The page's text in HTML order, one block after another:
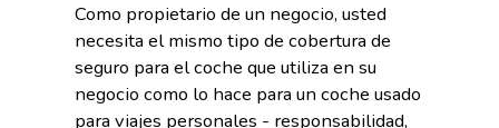
Como propietario de un negocio, usted
necesita el mismo tipo de cobertura de
seguro para el coche que utiliza en su
negocio como lo hace para un coche usado
para viajes personales - responsabilidad,